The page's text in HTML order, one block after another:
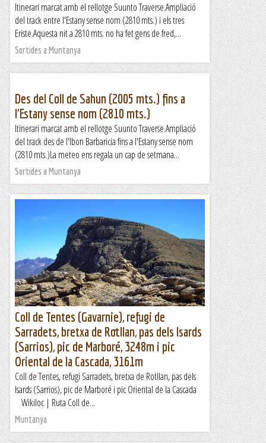
Itinerari marcat amb el rellotge Suunto Traverse.Ampliació
del track entre l'Estany sense nom (2810 mts.) i els tres
Eriste.Aquesta nit a 2810 mts. no ha fet gens de fred,...
Sortides a Muntanya
Des del Coll de Sahun (2005 mts.) fins a
l'Estany sense nom (2810 mts.)
Itinerari marcat amb el rellotge Suunto Traverse.Ampliació
del track des de l'Ibon Barbaricia fins a l'Estany sense nom
(2810 mts.)La meteo ens regala un cap de setmana...
Sortides a Muntanya
Coll de Tentes (Gavarnie), refugi de
Sarradets, bretxa de Rotllan, pas dels Isards
(Sarrios), pic de Marboré, 3248m i pic
Oriental de la Cascada, 3161m
Coll de Tentes, refugi Sarradets, bretxa de Rotllan, pas dels
Isards (Sarrios), pic de Marboré i pic Oriental de la Cascada
Wikiloc | Ruta Coll de...
Muntanya